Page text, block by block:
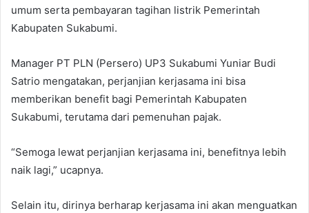
umum serta pembayaran tagihan listrik Pemerintah
Kabupaten Sukabumi.
Manager PT PLN (Persero) UP3 Sukabumi Yuniar Budi
Satrio mengatakan, perjanjian kerjasama ini bisa
memberikan benefit bagi Pemerintah Kabupaten
Sukabumi, terutama dari pemenuhan pajak.
“Semoga lewat perjanjian kerjasama ini, benefitnya lebih
naik lagi,” ucapnya.
Selain itu, dirinya berharap kerjasama ini akan menguatkan